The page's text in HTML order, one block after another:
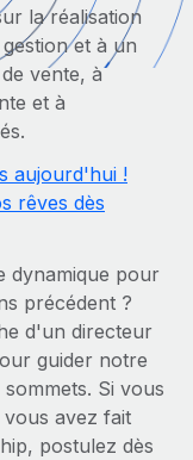
dans le monde
liées à l’emploi
toute simplicité
votre équipe
Remote grâce à
autres
pour les RH et la
RH sur
les vitesses de
la réalisation
et à un
vente, à
et à
aujourd'hui !
rêves dès
dynamique pour
précédent ?
d'un directeur
guider notre
Si vous
avez fait
postulez dès